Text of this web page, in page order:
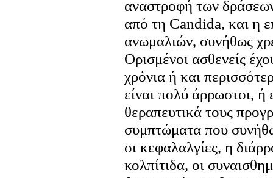
αναστροφή των
από τη Candida, και η
ανωμαλιών, συνήθως
Ορισμένοι ασθενείς
χρόνια ή και
είναι πολύ άρρωστοι,
θεραπευτικά τους
συμπτώματα που
οι κεφαλαλγίες, η
κολπίτιδα, οι